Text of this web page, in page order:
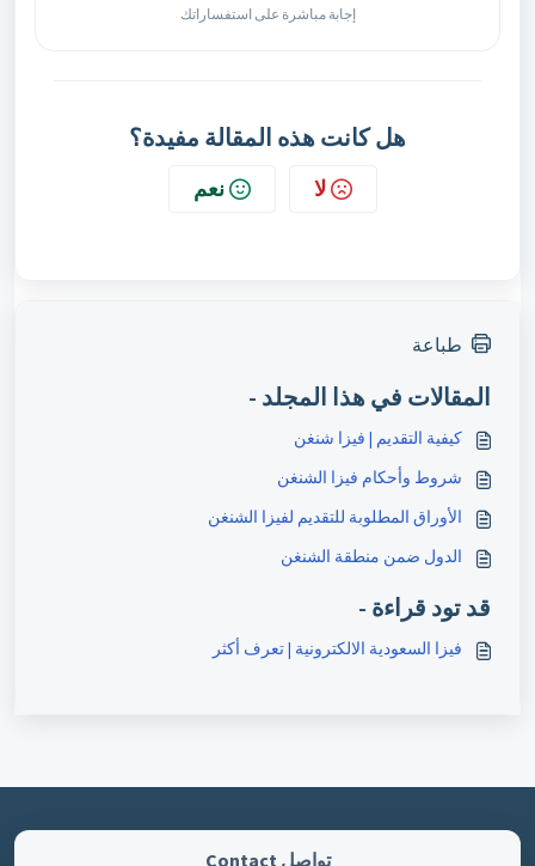
إجابة مباشرة على استفساراتك
هل كانت هذه المقالة مفيدة؟
لا نعم
طباعة
المقالات في هذا المجلد -
كيفية التقديم | فيزا شنغن
شروط وأحكام فيزا الشنغن
الأوراق المطلوبة للتقديم لفيزا الشنغن
الدول ضمن منطقة الشنغن
قد تود قراءة -
فيزا السعودية الالكترونية | تعرف أكثر
تواصل Contact